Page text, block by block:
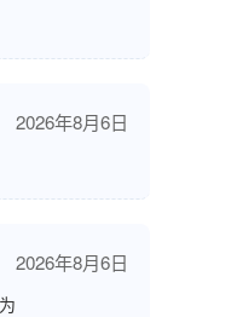
2026年8月6日
2026年8月6日